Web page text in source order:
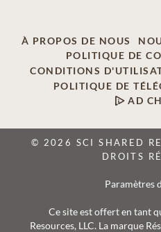
À PROPOS DE NOUS
POLITIQUE DE
CONDITIONS
POLITIQUE DE
AD
© 2026 SCI SHARED
DROITS
Paramètres
Ce site est offert en tant
Resources, LLC. La marque